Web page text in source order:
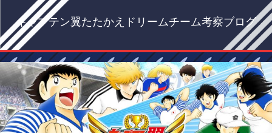
キャプテン翼たたかえドリームチーム考察ブログ